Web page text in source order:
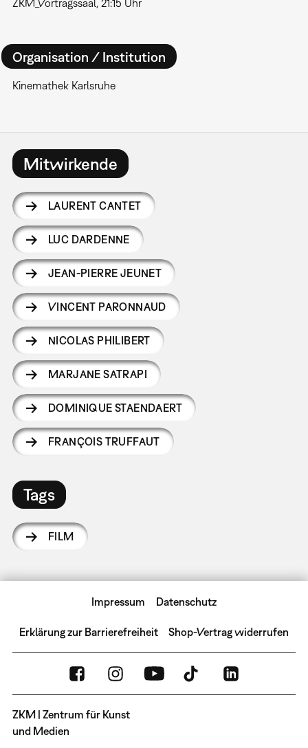
ZKM_Vortragssaal, 21:15 Uhr
Organisation / Institution
Kinemathek Karlsruhe
Mitwirkende
LAURENT CANTET
LUC DARDENNE
JEAN-PIERRE JEUNET
VINCENT PARONNAUD
NICOLAS PHILIBERT
MARJANE SATRAPI
DOMINIQUE STAENDAERT
FRANÇOIS TRUFFAUT
Tags
FILM
Impressum Datenschutz
Erklärung zur Barrierefreiheit Shop-Vertrag widerrufen
ZKM | Zentrum für Kunst
und Medien